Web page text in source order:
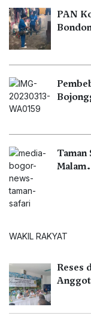
PAN
Taman
WAKIL RAKYAT
Reses